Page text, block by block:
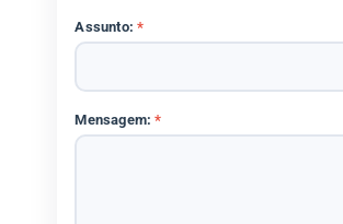
Assunto:*
Mensagem:*